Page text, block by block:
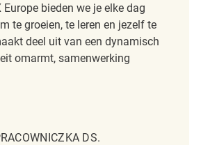
bieden we je elke dag
te groeien, te leren en jezelf te
deel uit van een dynamisch
omarmt, samenwerking
/ Pracowniczka ds. zapobiegania stratom Szczecin
DS.